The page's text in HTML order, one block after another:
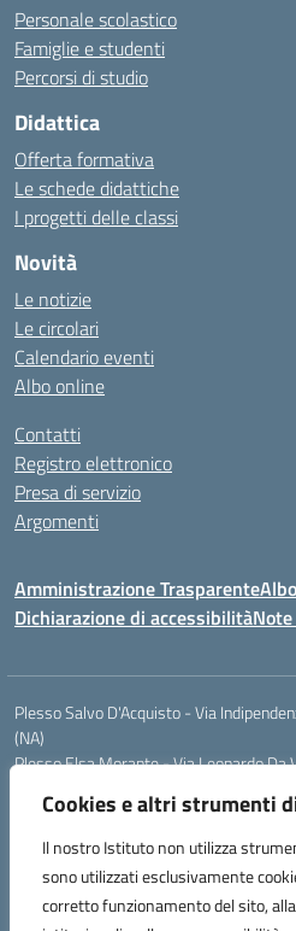
Cookies e altri strumenti
Il nostro Istituto non utilizza
sono utilizzati esclusivamente
corretto funzionamento del sito,
Personale scolastico
Famiglie e studenti
Percorsi di studio
Didattica
Offerta formativa
Le schede didattiche
I progetti delle classi
Novità
Le notizie
Le circolari
Calendario eventi
Albo online
Contatti
Registro elettronico
Presa di servizio
Argomenti
Amministrazione Trasparente
Dichiarazione di accessibilità
Plesso Salvo D'Acquisto - Via
(NA)
Plesso Elsa Morante - Via Leonardo
Plesso Leone - Via Pascoli - 80038
Tel.:0813177304 - Mail:
Codice Univoco ufficio: UIECQ7
codice Meccanografico: NAIC8G1003